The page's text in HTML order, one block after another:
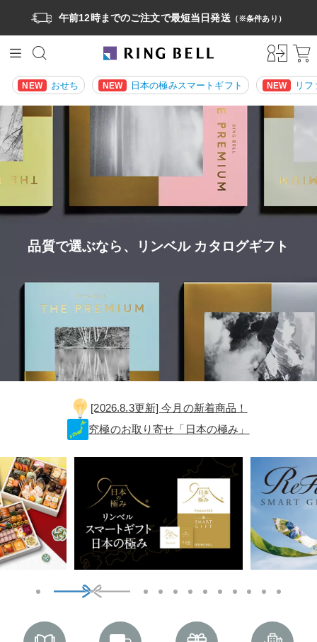
午前12時までのご注文で最短当日発送（※条件あり）
NEW おせち NEW 日本の極みスマートギフト NEW リ
品質で選ぶなら、リンベル カタログギフト
[2026.8.3更新] 今月の新着商品！
究極のお取り寄せ「日本の極み」
2 3 4 5 6 7 8 9 10 11